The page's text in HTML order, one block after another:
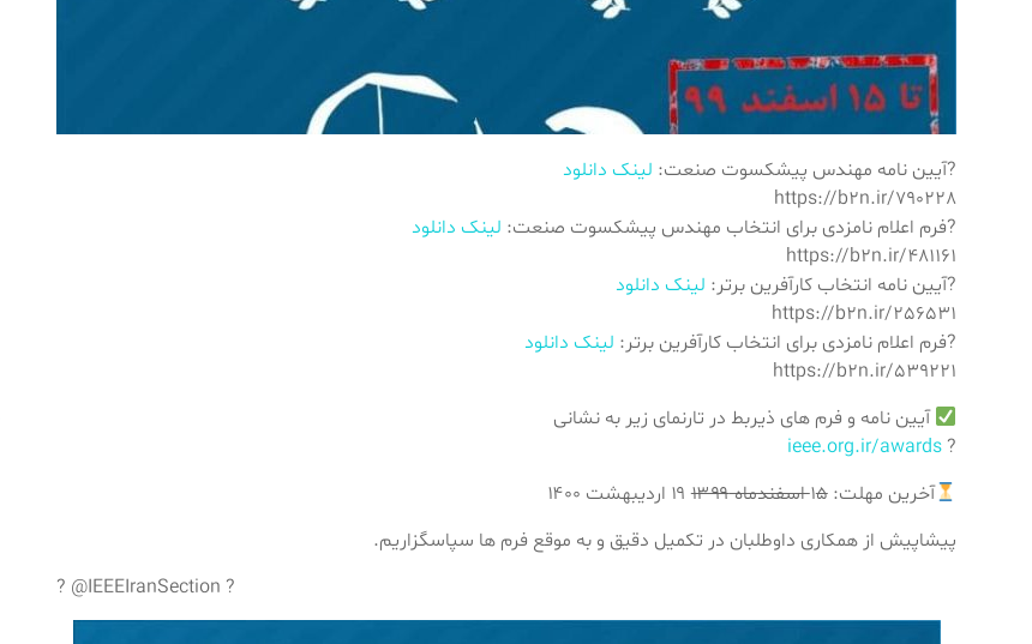
?آیین نامه مهندس پیشکسوت صنعت: لینک دانلود
https://b2n.ir/790228
?فرم اعلام نامزدی برای انتخاب مهندس پیشکسوت صنعت: لینک دانلود
https://b2n.ir/481161
?آیین نامه انتخاب کارآفرین برتر: لینک دانلود
https://b2n.ir/256531
?فرم اعلام نامزدی برای انتخاب کارآفرین برتر: لینک دانلود
https://b2n.ir/539221
آیین نامه و فرم های ذیربط در تارنمای زیر به نشانی
?
ieee.org.ir/awards
آخرین مهلت: ۱۵ اسفندماه ۱۳۹۹
۱۹ اردیبهشت ۱۴۰۰
پیشاپیش از همکاری داوطلبان در تکمیل دقیق و به موقع فرم ­ها سپاسگزاریم.
? @IEEEIranSection ?